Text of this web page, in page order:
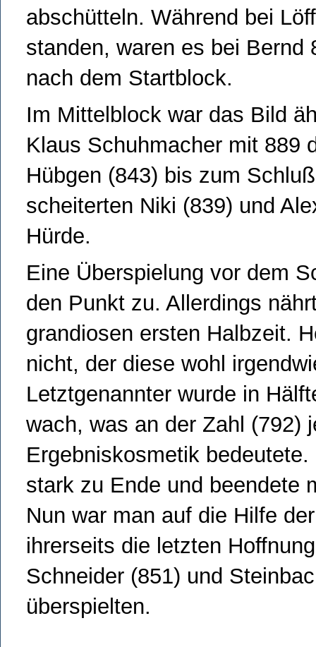
abschütteln. Während bei
standen, waren es bei
nach dem Startblock.
Im Mittelblock war das Bild
Klaus Schuhmacher mit 889
Hübgen (843) bis zum
scheiterten Niki (839) und
Hürde.
Eine Überspielung vor dem
den Punkt zu. Allerdings
grandiosen ersten Halbzeit.
nicht, der diese wohl
Letztgenannter wurde in
wach, was an der Zahl (792)
Ergebniskosmetik
stark zu Ende und beendete
Nun war man auf die Hilfe
ihrerseits die letzten
Schneider (851) und
überspielten.